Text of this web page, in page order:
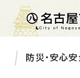
防災・安心